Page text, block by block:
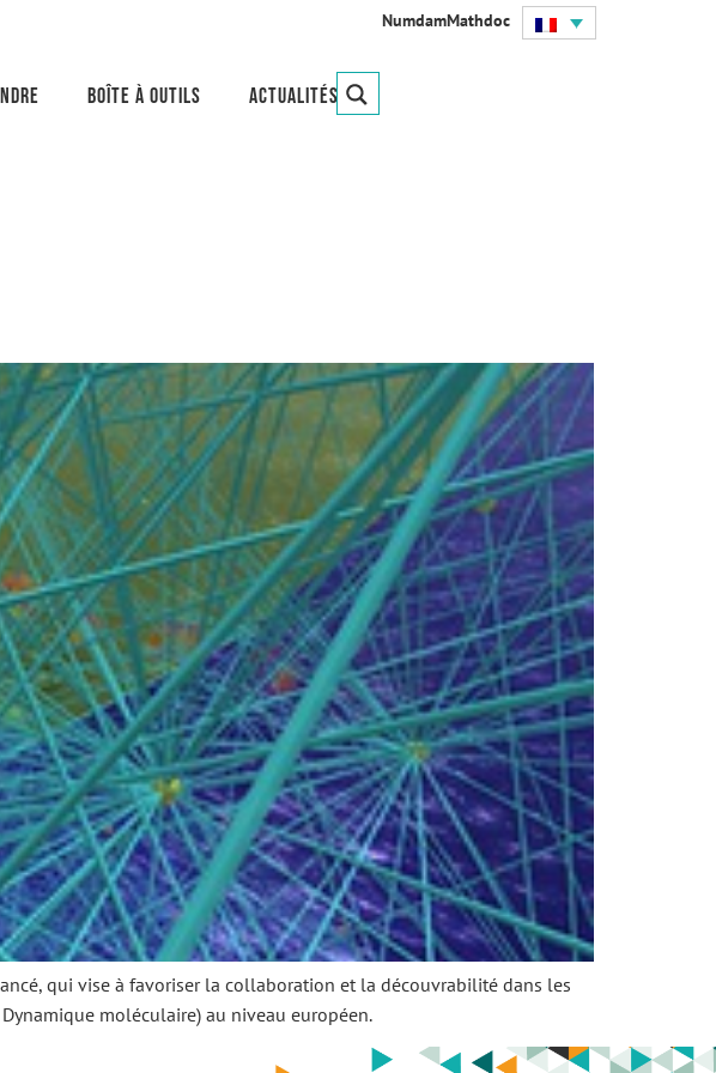
NumdamMathdoc
Boîte à outils Actualités
qui vise à favoriser la collaboration et la découvrabilité dans les
moléculaire) au niveau européen.